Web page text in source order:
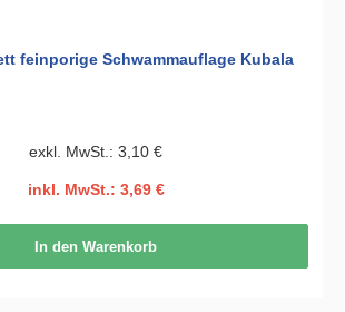
feinporige Schwammauflage Kubala
exkl. MwSt.: 3,10 €
inkl. MwSt.: 3,69 €
In den Warenkorb